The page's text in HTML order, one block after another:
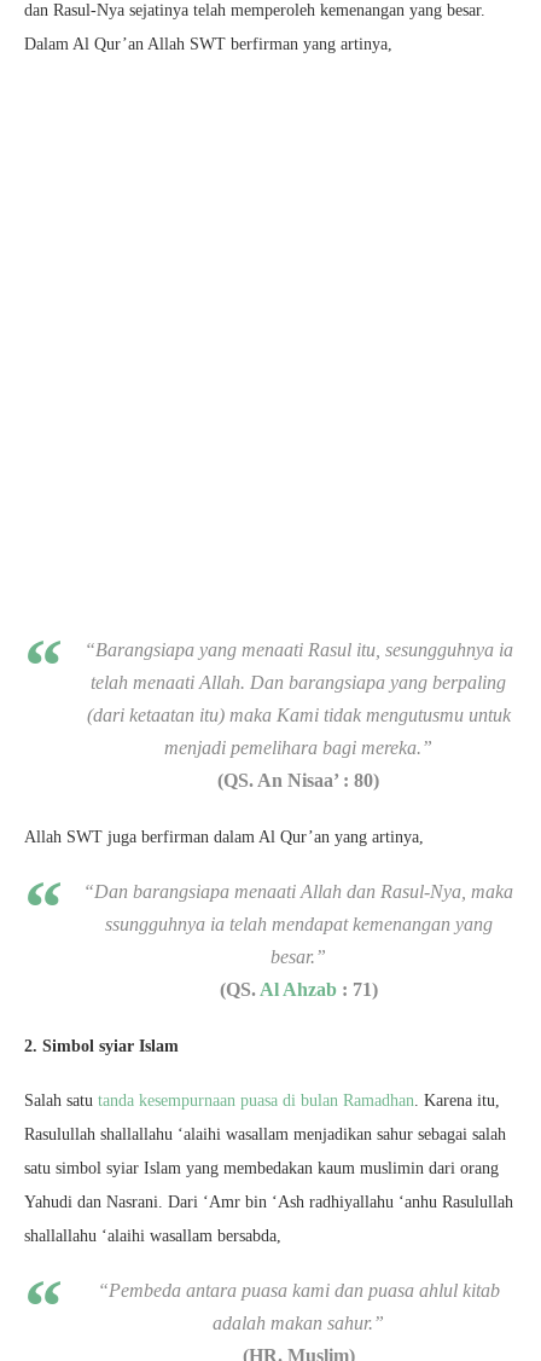
dan Rasul-Nya sejatinya telah memperoleh kemenangan yang besar.
Dalam Al Qur’an Allah SWT berfirman yang artinya,
“Barangsiapa yang menaati Rasul itu, sesungguhnya ia
telah menaati Allah. Dan barangsiapa yang berpaling
(dari ketaatan itu) maka Kami tidak mengutusmu untuk
menjadi pemelihara bagi mereka.”
(QS. An Nisaa’ : 80)
Allah SWT juga berfirman dalam Al Qur’an yang artinya,
“Dan barangsiapa menaati Allah dan Rasul-Nya, maka
ssungguhnya ia telah mendapat kemenangan yang
besar.”
(QS. Al Ahzab: 71)
2. Simbol syiar Islam
Salah satu tanda kesempurnaan puasa di bulan Ramadhan. Karena itu,
Rasulullah shallallahu ‘alaihi wasallam menjadikan sahur sebagai salah
satu simbol syiar Islam yang membedakan kaum muslimin dari orang
Yahudi dan Nasrani. Dari ‘Amr bin ‘Ash radhiyallahu ‘anhu Rasulullah
shallallahu ‘alaihi wasallam bersabda,
“Pembeda antara puasa kami dan puasa ahlul kitab
adalah makan sahur.”
(HR. Muslim)